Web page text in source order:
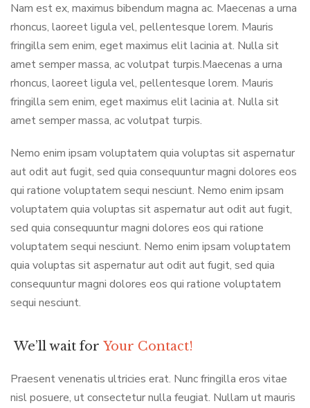
Nam est ex, maximus bibendum magna ac. Maecenas a urna
rhoncus, laoreet ligula vel, pellentesque lorem. Mauris
fringilla sem enim, eget maximus elit lacinia at. Nulla sit
amet semper massa, ac volutpat turpis.Maecenas a urna
rhoncus, laoreet ligula vel, pellentesque lorem. Mauris
fringilla sem enim, eget maximus elit lacinia at. Nulla sit
amet semper massa, ac volutpat turpis.
Nemo enim ipsam voluptatem quia voluptas sit aspernatur
aut odit aut fugit, sed quia consequuntur magni dolores eos
qui ratione voluptatem sequi nesciunt. Nemo enim ipsam
voluptatem quia voluptas sit aspernatur aut odit aut fugit,
sed quia consequuntur magni dolores eos qui ratione
voluptatem sequi nesciunt. Nemo enim ipsam voluptatem
quia voluptas sit aspernatur aut odit aut fugit, sed quia
consequuntur magni dolores eos qui ratione voluptatem
sequi nesciunt.
We’ll wait for Your Contact!
Praesent venenatis ultricies erat. Nunc fringilla eros vitae
nisl posuere, ut consectetur nulla feugiat. Nullam ut mauris